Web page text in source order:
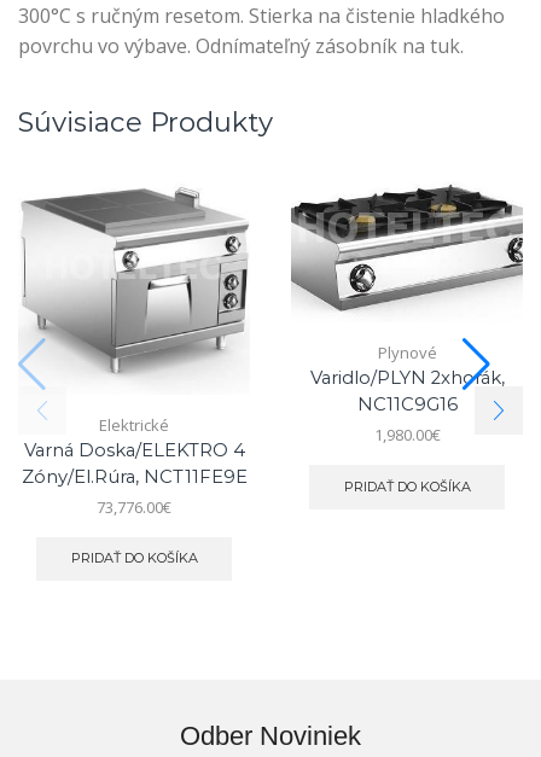
300°C s ručným resetom. Stierka na čistenie hladkého
povrchu vo výbave. Odnímateľný zásobník na tuk.
Súvisiace Produkty
Elektrické
Varná Doska/ELEKTRO 4
Zóny/el.rúra, NCT11FE9E
73,776.00€
PRIDAŤ DO KOŠÍKA
Plynové
Varidlo/PLYN 2xhorák,
NC11C9G16
1,980.00€
PRIDAŤ DO KOŠÍKA
Odber Noviniek